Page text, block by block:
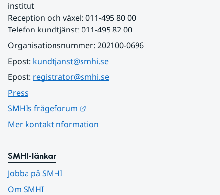
institut
Reception och växel: 011-495 80 00
Telefon kundtjänst: 011-495 82 00
Organisationsnummer: 202100-0696
Epost: kundtjanst@smhi.se
Epost: registrator@smhi.se
Press
SMHIs frågeforum
Mer kontaktinformation
SMHI-länkar
Jobba på SMHI
Om SMHI